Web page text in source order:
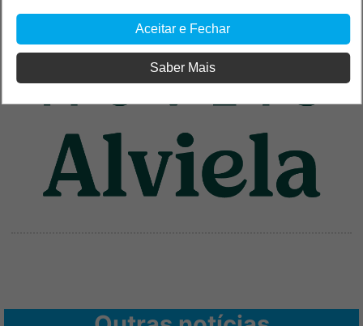
Aceitar e Fechar
Saber Mais